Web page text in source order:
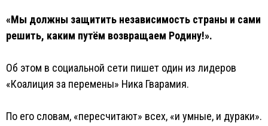
«Мы должны защитить независимость страны и сами
решить, каким путём возвращаем Родину!».
Об этом в социальной сети пишет один из лидеров
«Коалиция за перемены» Ника Гварамия.
По его словам, «пересчитают» всех, «и умные, и дураки».